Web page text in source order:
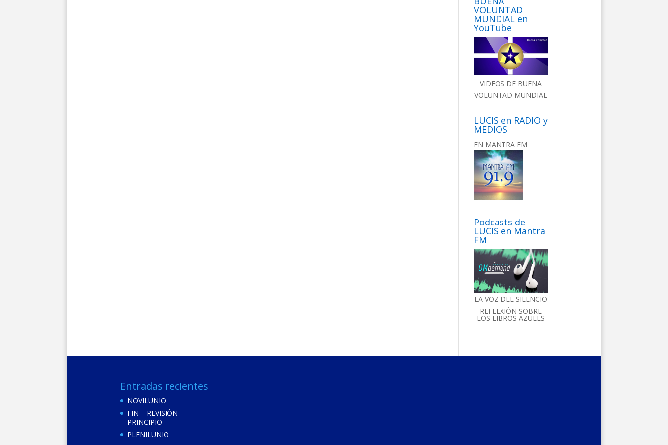
VOLUNTAD
MUNDIAL en
YouTube
VIDEOS DE BUENA
VOLUNTAD MUNDIAL
LUCIS en RADIO y
MEDIOS
EN MANTRA FM
Podcasts de
LUCIS en Mantra
FM
LA VOZ DEL SILENCIO
REFLEXIÓN SOBRE
LOS LIBROS AZULES
Entradas recientes
NOVILUNIO
FIN – REVISIÓN –
PRINCIPIO
PLENILUNIO